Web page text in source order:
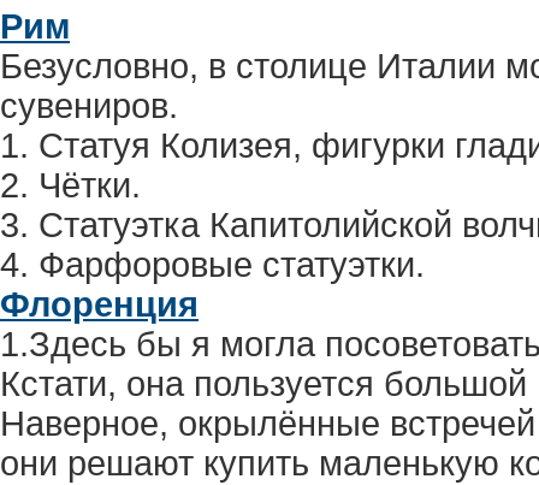
Рим
Безусловно, в столице Италии
сувениров.
1. Статуя Колизея, фигурки
2. Чётки.
3. Статуэтка Капитолийской
4. Фарфоровые статуэтки.
Флоренция
1.Здесь бы я могла
Кстати, она пользуется
Наверное, окрылённые
они решают купить маленькую